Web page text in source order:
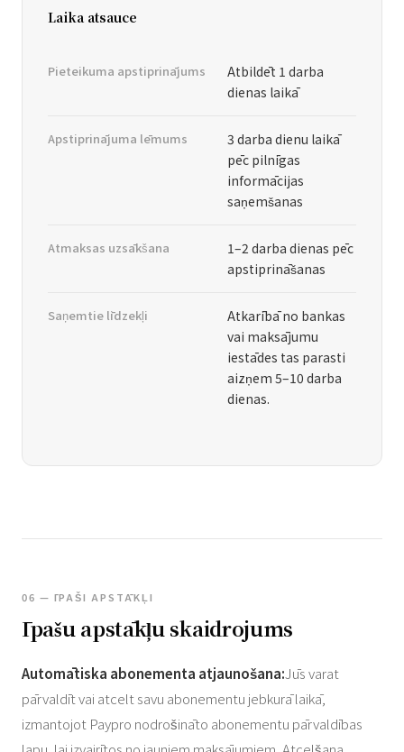
Laika atsauce
Pieteikuma apstiprinājums
Atbildēt 1 darba
dienas laikā
Apstiprinājuma lēmums
3 darba dienu laikā
pēc pilnīgas
informācijas
saņemšanas
Atmaksas uzsākšana
1–2 darba dienas pēc
apstiprināšanas
Saņemtie līdzekļi
Atkarībā no bankas
vai maksājumu
iestādes tas parasti
aizņem 5–10 darba
dienas.
06 — ĪPAŠI APSTĀKĻI
Īpašu apstākļu skaidrojums
Automātiska abonementa atjaunošana:Jūs varat
pārvaldīt vai atcelt savu abonementu jebkurā laikā,
izmantojot Paypro nodrošināto abonementu pārvaldības